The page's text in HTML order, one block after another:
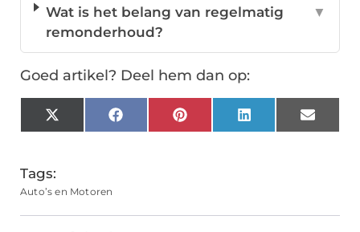
Wat is het belang van regelmatig
remonderhoud?
▼
Goed artikel? Deel hem dan op:
X
(Twitter)
FacebookPinterestLinkedInEmail
Tags:
Auto’s en Motoren